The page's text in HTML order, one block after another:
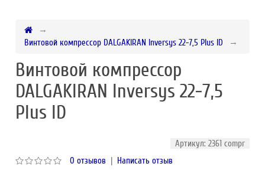
Винтовой компрессор DALGAKIRAN Inversys 22-7,5 Plus ID
Винтовой компрессор
DALGAKIRAN Inversys 22-7,5
Plus ID
Артикул: 2361 compr
0 отзывов | Написать отзыв